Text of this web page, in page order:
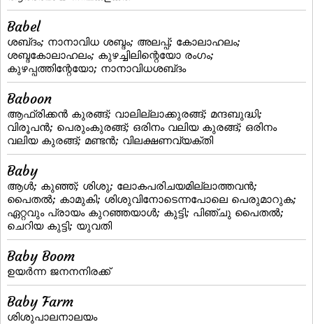
Babel
ശബ്‌ദം; നാനാവിധ ശബ്ദം; അലപ്പ്‌; കോലാഹലം;
ശബ്ദകോലാഹലം; കുഴച്ചിലിന്റെയോ രംഗം;
കുഴപ്പത്തിന്റേയോ; നാനാവിധശബ്‌ദം
Baboon
ആഫ്രിക്കന്‍ കുരങ്ങ്‌; വാലില്ലാക്കുരങ്ങ്‌; മന്ദബുദ്ധി;
വിരൂപന്‍; പെരുംകുരങ്ങ്; ഒരിനം വലിയ കുരങ്ങ്‌; ഒരിനം
വലിയ കുരങ്ങ്; മണ്ടന്‍; വിലക്ഷണവ്യക്തി
Baby
ആള്‍; കുഞ്ഞ്‌; ശിശു; ലോകപരിചയമില്ലാത്തവന്‍;
പൈതല്‍; കാമുകി; ശിശുവിനോടെന്നപോലെ പെരുമാറുക;
ഏറ്റവും പ്രായം കുറഞ്ഞയാള്‍; കുട്ടി; പിഞ്ചു പൈതല്‍;
ചെറിയ കുട്ടി; യുവതി
Baby Boom
ഉയര്‍ന്ന ജനനനിരക്ക്‌
Baby Farm
ശിശുപാലനാലയം